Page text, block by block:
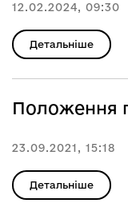
12.02.2024, 09:30
Детальніше
Положення
23.09.2021, 15:18
Детальніше